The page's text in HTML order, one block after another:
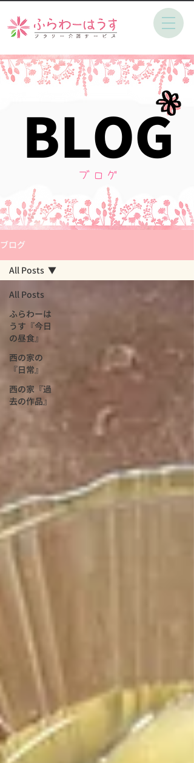
BLOG
BLOG
​ブログ
ブログ
All Posts
ふらわーは
うす『今日
の昼食』
西の家の
『日常』
西の家『過
去の作品』
All Posts